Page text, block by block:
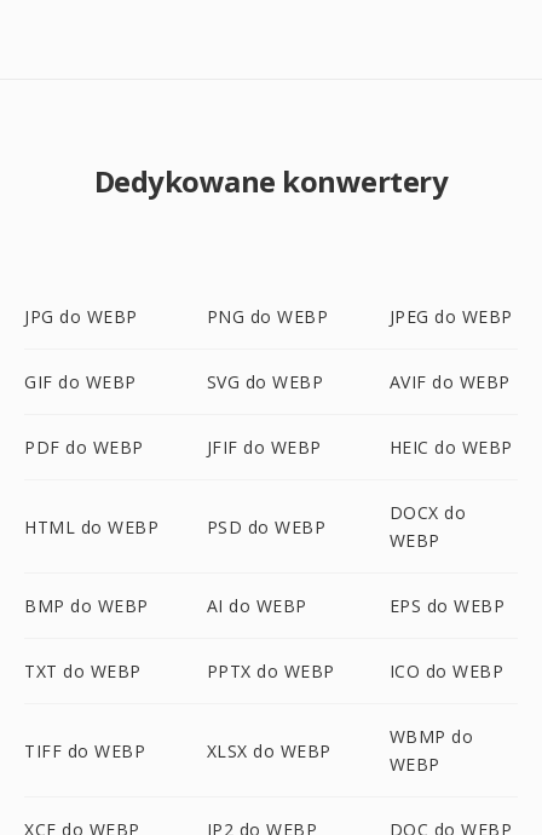
Dedykowane konwertery
JPG do WEBP PNG do WEBP JPEG do WEBP
GIF do WEBP SVG do WEBP AVIF do WEBP
PDF do WEBP JFIF do WEBP HEIC do WEBP
HTML do WEBP PSD do WEBP
DOCX do
WEBP
BMP do WEBP AI do WEBP EPS do WEBP
TXT do WEBP PPTX do WEBP ICO do WEBP
TIFF do WEBP XLSX do WEBP
WBMP do
WEBP
XCF do WEBP JP2 do WEBP DOC do WEBP